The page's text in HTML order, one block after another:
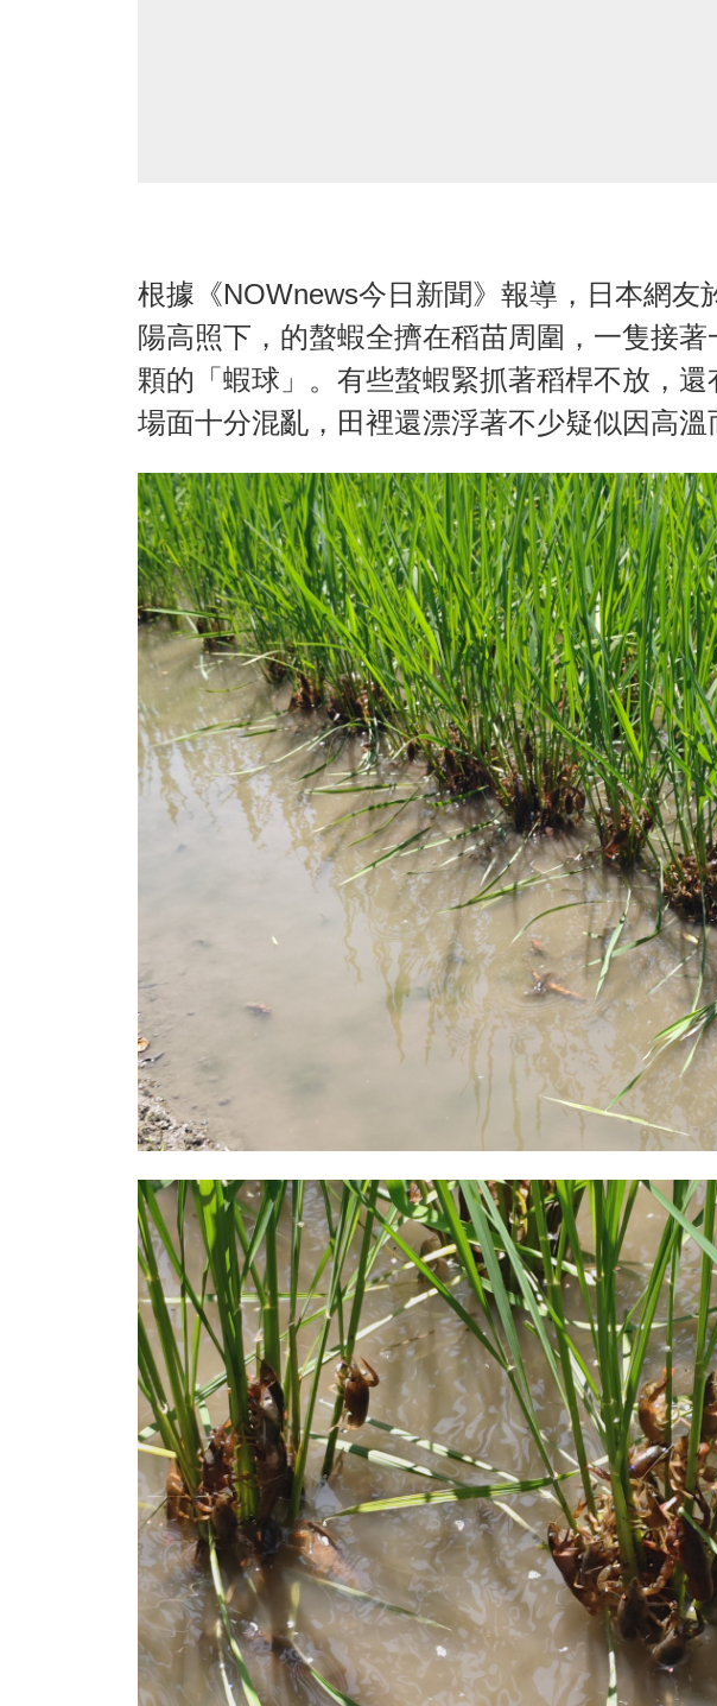
根據《NOWnews今日新聞》報導，日本網友
陽高照下，的螯蝦全擠在稻苗周圍，一隻接
顆的「蝦球」。有些螯蝦緊抓著稻桿不放，還
場面十分混亂，田裡還漂浮著不少疑似因高溫